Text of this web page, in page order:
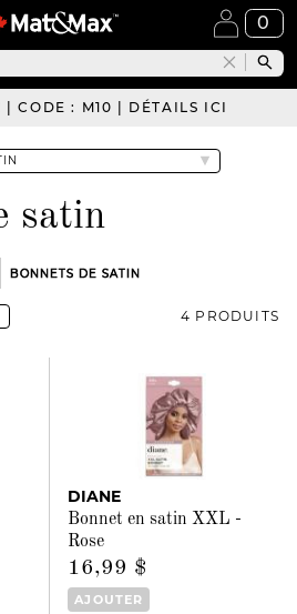
0
| CODE : M10 | DÉTAILS ICI
satin
BONNETS DE SATIN
4 PRODUITS
DIANE
Bonnet en satin XXL -
Rose
16,99 $
AJOUTER